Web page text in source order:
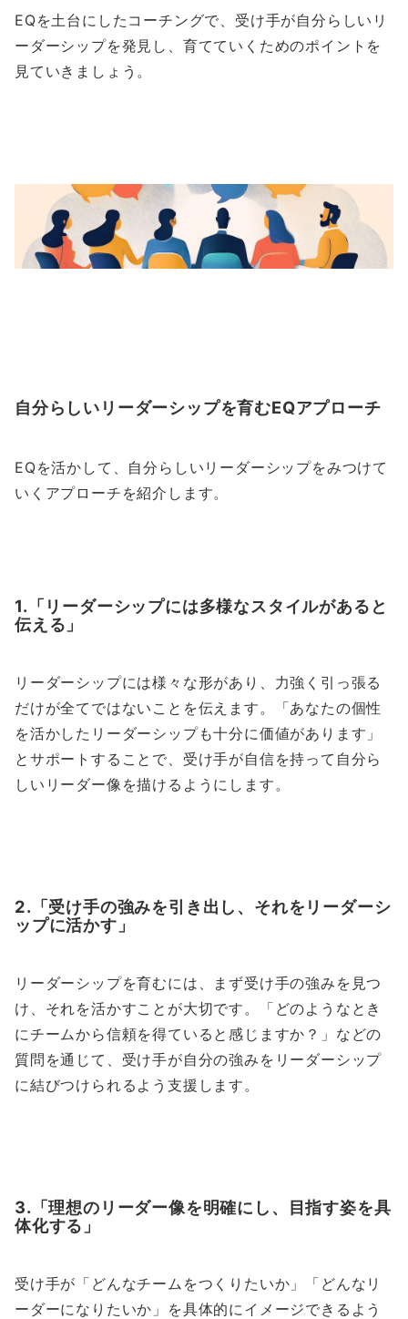
EQを土台にしたコーチングで、受け手が自分らしいリ
ーダーシップを発見し、育てていくためのポイントを
見ていきましょう。
自分らしいリーダーシップを育むEQアプローチ
EQを活かして、自分らしいリーダーシップをみつけて
いくアプローチを紹介します。
1.「リーダーシップには多様なスタイルがあると
伝える」
リーダーシップには様々な形があり、力強く引っ張る
だけが全てではないことを伝えます。「あなたの個性
を活かしたリーダーシップも十分に価値があります」
とサポートすることで、受け手が自信を持って自分ら
しいリーダー像を描けるようにします。
2.「受け手の強みを引き出し、それをリーダーシ
ップに活かす」
リーダーシップを育むには、まず受け手の強みを見つ
け、それを活かすことが大切です。「どのようなとき
にチームから信頼を得ていると感じますか？」などの
質問を通じて、受け手が自分の強みをリーダーシップ
に結びつけられるよう支援します。
3.「理想のリーダー像を明確にし、目指す姿を具
体化する」
受け手が「どんなチームをつくりたいか」「どんなリ
ーダーになりたいか」を具体的にイメージできるよう